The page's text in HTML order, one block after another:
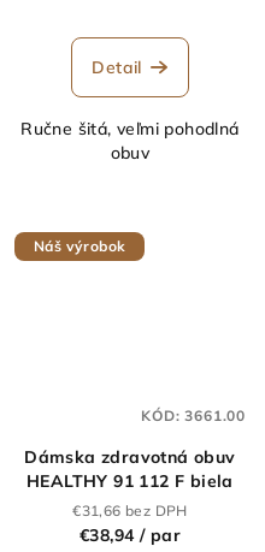
Detail
Ručne šitá, veľmi pohodlná
obuv
Náš výrobok
Dámska zdravotná obuv
HEALTHY 91 112 F biela
€31,66 bez DPH
€38,94 / par
KÓD:3661.00